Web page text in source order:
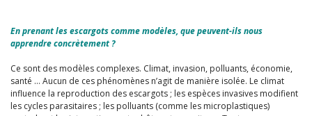
En prenant les escargots comme modèles, que peuvent-ils nous
apprendre concrètement ?
Ce sont des modèles complexes. Climat, invasion, polluants, économie,
santé … Aucun de ces phénomènes n’agit de manière isolée. Le climat
influence la reproduction des escargots ; les espèces invasives modifient
les cycles parasitaires ; les polluants (comme les microplastiques)